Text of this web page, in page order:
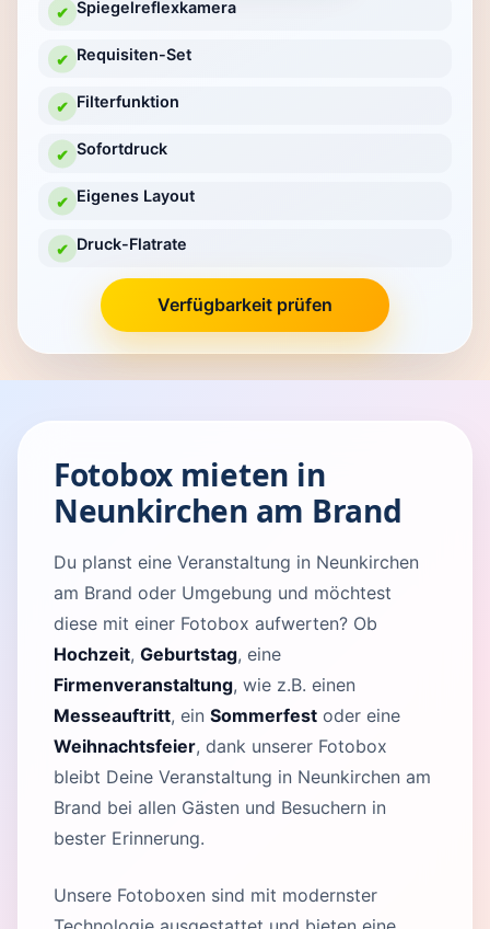
✔ Spiegelreflexkamera
✔ Requisiten-Set
✔ Filterfunktion
✔ Sofortdruck
✔ Eigenes Layout
✔ Druck-Flatrate
Verfügbarkeit prüfen
Fotobox mieten in
Neunkirchen am Brand
Du planst eine Veranstaltung in Neunkirchen
am Brand oder Umgebung und möchtest
diese mit einer Fotobox aufwerten? Ob
Hochzeit, Geburtstag, eine
Firmenveranstaltung, wie z.B. einen
Messeauftritt, ein Sommerfest oder eine
Weihnachtsfeier, dank unserer Fotobox
bleibt Deine Veranstaltung in Neunkirchen am
Brand bei allen Gästen und Besuchern in
bester Erinnerung.
Unsere Fotoboxen sind mit modernster